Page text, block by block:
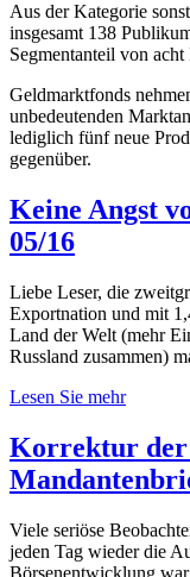
Aus der Kategorie
insgesamt 138
Segmentanteil von
Geldmarktfonds
unbedeutenden
lediglich fünf neue
gegenüber.
Keine Angst
05/16
Liebe Leser, die
Exportnation und mit
Land der Welt (mehr
Russland zusammen)
Lesen Sie mehr
Korrektur der
Viele seriöse
jeden Tag wieder die
Börsenentwicklung